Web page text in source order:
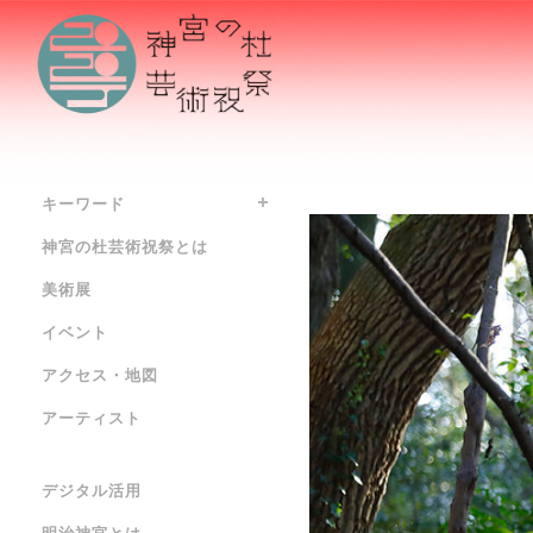
キーワード
神宮の杜芸術祝祭とは
美術展
イベント
アクセス・地図
アーティスト
デジタル活用